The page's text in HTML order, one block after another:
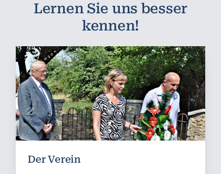
Lernen Sie uns besser
kennen!
Der Verein